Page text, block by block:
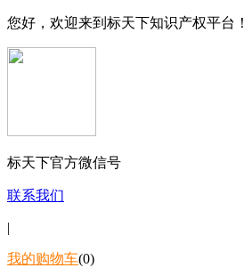
您好，欢迎来到标天下知识产权平台！
标天下官方微信号
联系我们
|
我的购物车(0)